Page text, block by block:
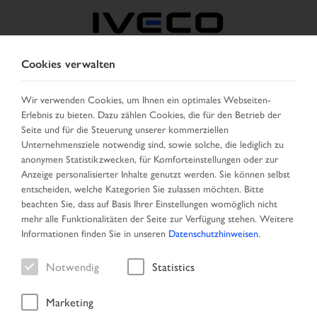
BELGIEN
LAND AUSWÄHLEN SPRACHE ÄNDERN
Toggle
navigation
MENU
Fahrzeug
Startseite Suche
Cookies verwalten
Wir verwenden Cookies, um Ihnen ein optimales Webseiten-
Erlebnis zu bieten. Dazu zählen Cookies, die für den Betrieb der
Seite und für die Steuerung unserer kommerziellen
Unternehmensziele notwendig sind, sowie solche, die lediglich zu
anonymen Statistikzwecken, für Komforteinstellungen oder zur
Anzeige personalisierter Inhalte genutzt werden. Sie können selbst
entscheiden, welche Kategorien Sie zulassen möchten. Bitte
beachten Sie, dass auf Basis Ihrer Einstellungen womöglich nicht
mehr alle Funktionalitäten der Seite zur Verfügung stehen. Weitere
Informationen finden Sie in unseren Datenschutzhinweisen.
Notwendig Statistics
Marketing